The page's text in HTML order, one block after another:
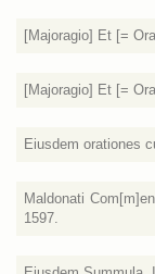
[Majoragio] Et [=
[Majoragio] Et [=
Eiusdem orationes
Maldonati
1597.